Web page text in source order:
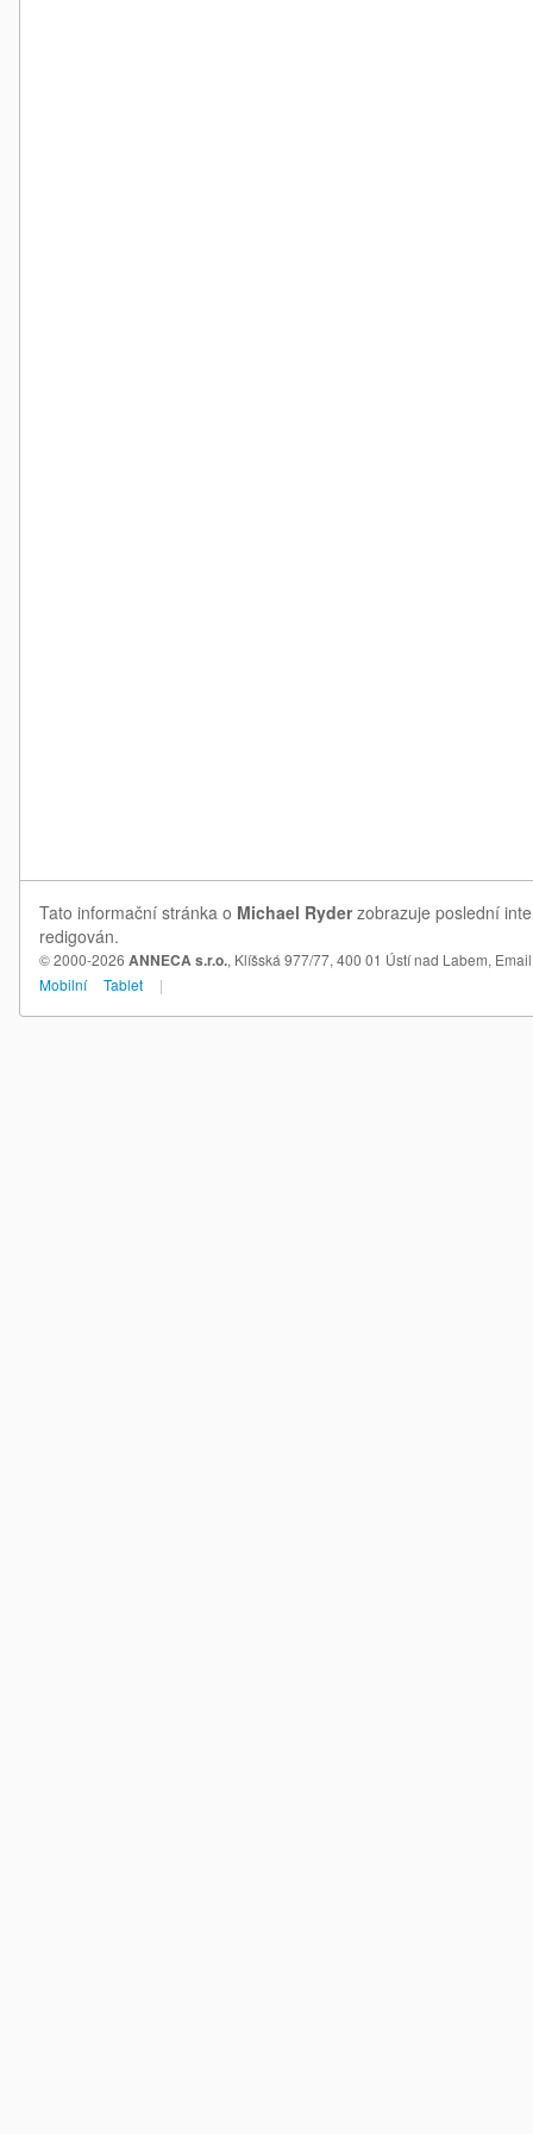
Tato informační stránka o Michael Ryderzobrazuje poslední
redigován.
© 2000-2026 ANNECA s.r.o., Klíšská 977/77, 400 01 Ústí nad Labem,
Mobilní
Tablet |